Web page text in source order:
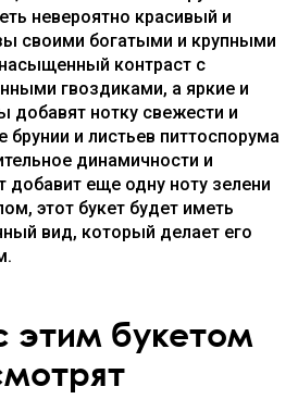
невероятно красивый и
своими богатыми и крупными
контраст с
гвоздиками, а яркие и
добавят нотку свежести и
брунии и листьев питтоспорума
динамичности и
добавит еще одну ноту зелени
этот букет будет иметь
вид, который делает его
этим букетом